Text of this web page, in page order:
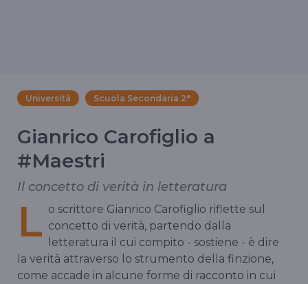
Università Scuola Secondaria 2°
Gianrico Carofiglio a
#Maestri
Il concetto di verità in letteratura
L o scrittore Gianrico Carofiglio riflette sul
concetto di verità, partendo dalla
letteratura il cui compito - sostiene - è dire
la verità attraverso lo strumento della finzione,
come accade in alcune forme di racconto in cui